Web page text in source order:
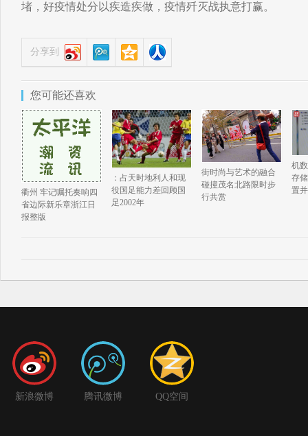
堵，好疫情处分以疾造疾做，疫情歼灭战执意打赢。
分享到
您可能还喜欢
衢州 牢记嘱托奏响四
省边际新乐章浙江日
报整版
：占天时地利人和现
役国足能力差回顾国
足2002年
街时尚与艺术的融合
碰撞茂名北路限时步
行共赏
机
存
置
新浪微博 腾讯微博 QQ空间